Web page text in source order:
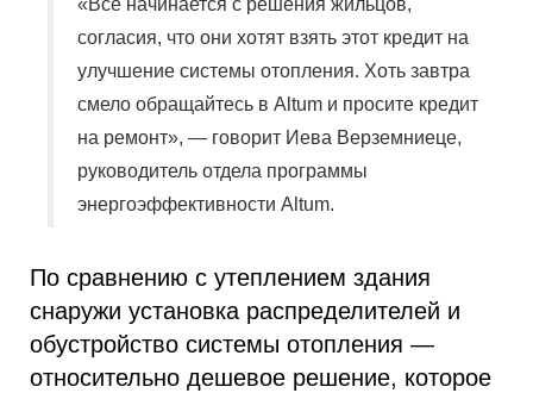
«Все начинается с решения жильцов,
согласия, что они хотят взять этот кредит на
улучшение системы отопления. Хоть завтра
смело обращайтесь в Altum и просите кредит
на ремонт», — говорит Иева Верземниеце,
руководитель отдела программы
энергоэффективности Altum.
По сравнению с утеплением здания
снаружи установка распределителей и
обустройство системы отопления —
относительно дешевое решение, которое